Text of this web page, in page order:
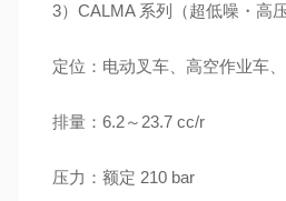
3）CALMA 系列（超低噪・高压
定位：电动叉车、高空作业车
排量：6.2～23.7 cc/r
压力：额定 210 bar